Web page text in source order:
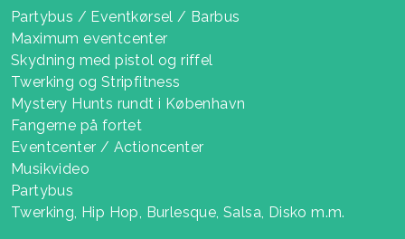
Partybus / Eventkørsel / Barbus
Maximum eventcenter
Skydning med pistol og riffel
Twerking og Stripfitness
Mystery Hunts rundt i København
Fangerne på fortet
Eventcenter / Actioncenter
Musikvideo
Partybus
Twerking, Hip Hop, Burlesque, Salsa, Disko m.m.